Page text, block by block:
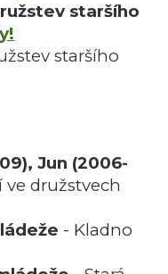
staršího
staršího
9), Jun (2006-
družstvech
- Kladno